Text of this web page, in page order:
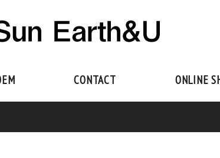
CONTACT ONLINE